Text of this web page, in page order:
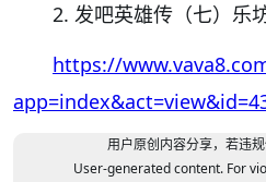
2. 发吧英雄传（七）乐
https://
用户原创内容分享，若违
User-generated content. For